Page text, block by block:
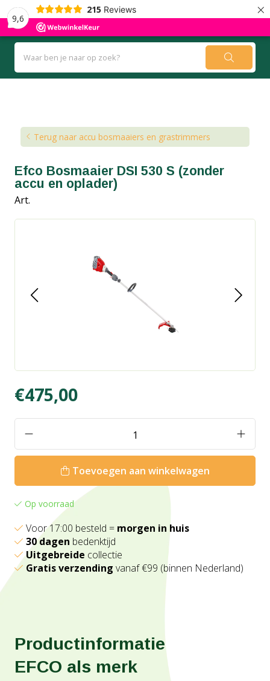
9,6
215 Reviews ×
Terug naar accu bosmaaiers en grastrimmers
Efco Bosmaaier DSI 530 S (zonder
accu en oplader)
Art.
€475,00
Toevoegen aan winkelwagen
Op voorraad
Voor 17:00 besteld = morgen in huis
30 dagen bedenktijd
Uitgebreide collectie
Gratis verzending vanaf €99 (binnen Nederland)
Productinformatie
EFCO als merk